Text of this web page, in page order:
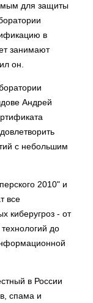
для защиты
в
занимают
он.
Андрей
с небольшим
2010" и
все
киберугроз - от
до
в России
спама и